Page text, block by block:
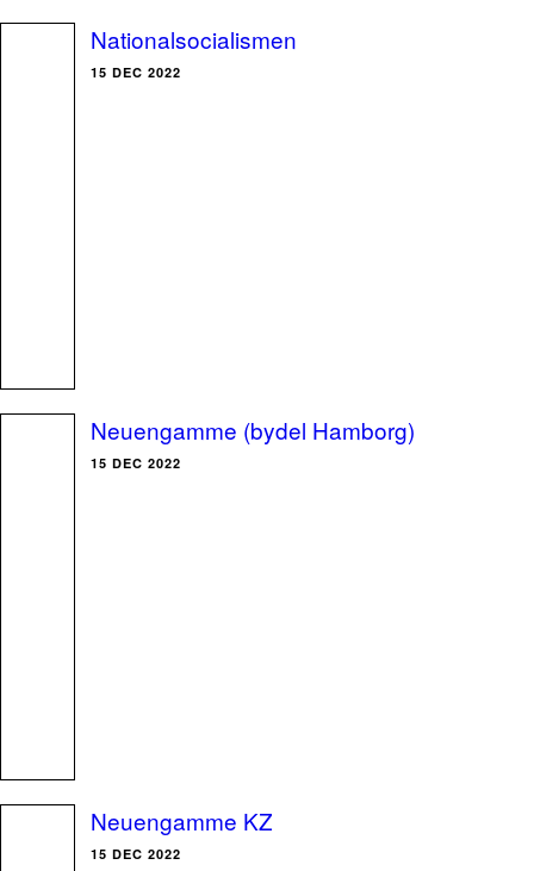
Nationalsocialismen
15 DEC 2022
Neuengamme (bydel Hamborg)
15 DEC 2022
Neuengamme KZ
15 DEC 2022